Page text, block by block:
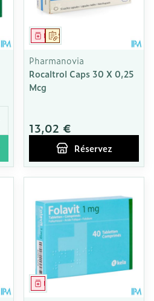
Sur prescription
Médicament
Pharmanovia
Rocaltrol Caps 30 X 0,25
Mcg
13,02 €
Réservez
Médicament